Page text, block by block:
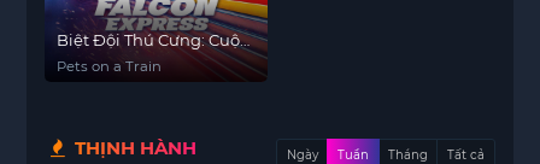
Biệt Đội Thú Cưng: Cuộc
Chiến Trên Đường Ray
Pets on a Train
THỊNH HÀNH Ngày Tuần Tháng Tất cả